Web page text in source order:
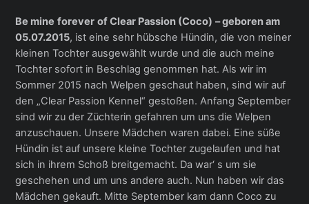
Be mine forever ofClear Passion (Coco) –geboren am
05.07.2015, ist eine sehr hübsche Hündin, die von meiner
kleinen Tochter ausgewählt wurde und die auch meine
Tochter sofort in Beschlag genommen hat. Als wir im
Sommer 2015 nach Welpen geschaut haben, sind wir auf
den „Clear Passion Kennel“ gestoßen. Anfang September
sind wir zu der Züchterin gefahren um uns die Welpen
anzuschauen. Unsere Mädchen waren dabei. Eine süße
Hündin ist auf unsere kleine Tochter zugelaufen und hat
sich in ihrem Schoß breitgemacht. Da war‘ s um sie
geschehen und um uns andere auch. Nun haben wir das
Mädchen gekauft. Mitte September kam dann Coco zu